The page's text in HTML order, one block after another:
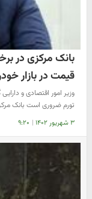
بانک مرکزی در
قیمت در بازار
وزیر امور اقتصادی و
تورم ضروری است بانک
۳ شهریور ۱۴۰۲ | ۹:۲۰